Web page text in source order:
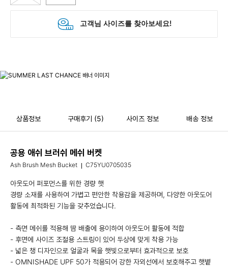
상품정보 구매후기 (5) 사이즈 정보 배송 정보
공용 애쉬 브러쉬 메쉬 버켓
Ash Brush Mesh Bucket C75YU0705035
아웃도어 퍼포먼스를 위한 경량 햇
경량 소재를 사용하여 가볍고 편안한 착용감을 제공하며, 다양한 아웃도어
활동에 최적화된 기능을 갖추었습니다.
- 측면 메쉬를 적용해 땀 배출에 용이하여 아웃도어 활동에 적합
- 후면에 사이즈 조절용 스트링이 있어 두상에 맞게 착용 가능
- 넓은 챙 디자인으로 얼굴과 목을 햇빛으로부터 효과적으로 보호
- OMNISHADE UPF 50가 적용되어 강한 자외선에서 보호해주고 햇볕